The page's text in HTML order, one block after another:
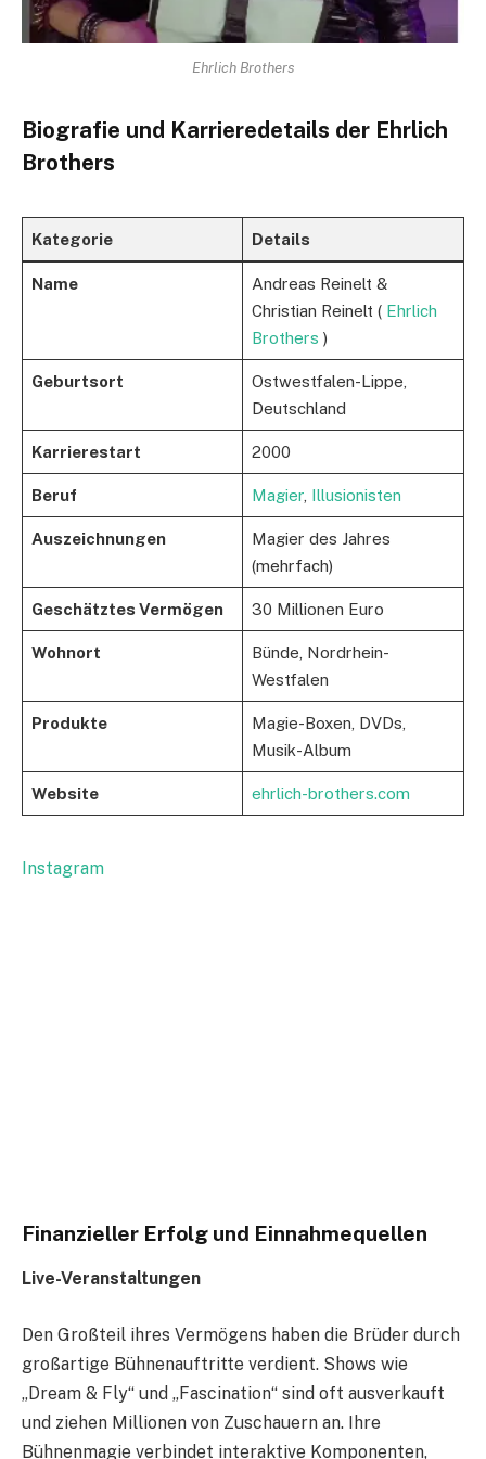
Ehrlich Brothers
Biografie und Karrieredetails der Ehrlich
Brothers
Kategorie Details
Name
Andreas Reinelt &
Christian Reinelt ( Ehrlich
Brothers )
Geburtsort
Ostwestfalen-Lippe,
Deutschland
Karrierestart 2000
Beruf Magier, Illusionisten
Auszeichnungen
Magier des Jahres
(mehrfach)
Geschätztes Vermögen 30 Millionen Euro
Wohnort
Bünde, Nordrhein-
Westfalen
Produkte
Magie-Boxen, DVDs,
Musik-Album
Website ehrlich-brothers.com
Instagram
Finanzieller Erfolg und Einnahmequellen
Live-Veranstaltungen
Den Großteil ihres Vermögens haben die Brüder durch
großartige Bühnenauftritte verdient. Shows wie
„Dream & Fly“ und „Fascination“ sind oft ausverkauft
und ziehen Millionen von Zuschauern an. Ihre
Bühnenmagie verbindet interaktive Komponenten,